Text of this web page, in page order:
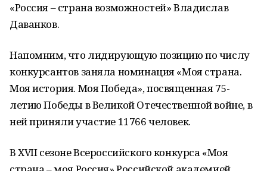
«Россия – страна возможностей» Владислав
Даванков.
Напомним, что лидирующую позицию по числу
конкурсантов заняла номинация «Моя страна.
Моя история. Моя Победа», посвященная 75-
летию Победы в Великой Отечественной войне, в
ней приняли участие 11766 человек.
В XVII сезоне Всероссийского конкурса «Моя